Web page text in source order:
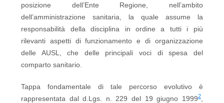
posizione dell’Ente Regione, nell’ambito
dell’amministrazione sanitaria, la quale assume la
responsabilità della disciplina in ordine a tutti i più
rilevanti aspetti di funzionamento e di organizzazione
delle AUSL, che delle principali voci di spesa del
comparto sanitario.
Tappa fondamentale di tale percorso evolutivo è
rappresentata dal d.Lgs. n. 229 del 19 giugno 19992,